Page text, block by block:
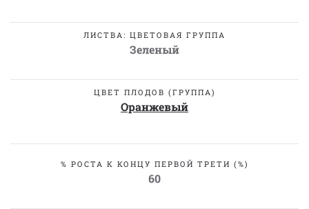
ЛИСТВА: ЦВЕТОВАЯ ГРУППА
Зеленый
ЦВЕТ ПЛОДОВ (ГРУППА)
Оранжевый
% РОСТА К КОНЦУ ПЕРВОЙ ТРЕТИ (%)
60